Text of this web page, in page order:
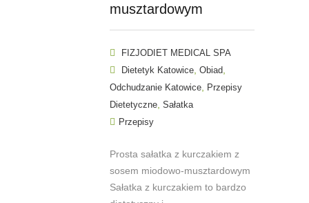
musztardowym
FIZJODIET MEDICAL SPA
Dietetyk Katowice Obiad
Odchudzanie Katowice
Przepisy
Dietetyczne Sałatka
Przepisy
Prosta sałatka z kurczakiem z
sosem miodowo-musztardowym
Sałatka z kurczakiem to bardzo